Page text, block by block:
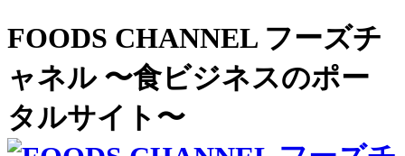
FOODS CHANNEL フーズチ
ャネル 〜食ビジネスのポー
タルサイト〜